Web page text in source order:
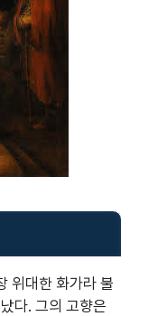
위대한 화가라 불
다. 그의 고향은